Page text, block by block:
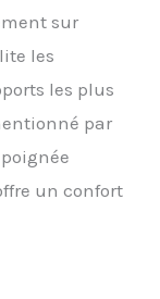
sur
les
les plus
par
un confort